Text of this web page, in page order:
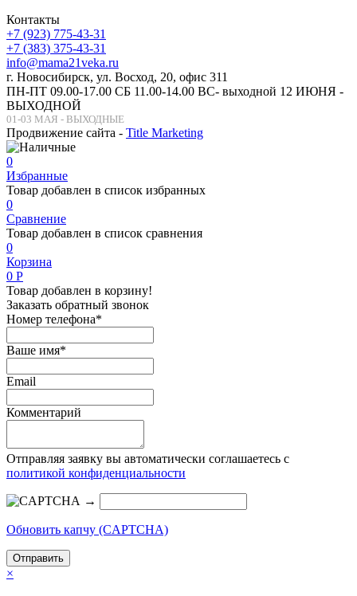
Контакты
+7 (923) 775-43-31
+7 (383) 375-43-31
info@mama21veka.ru
г. Новосибирск, ул. Восход, 20, офис 311
ПН-ПТ 09.00-17.00 СБ 11.00-14.00 ВС- выходной 12 ИЮНЯ -
ВЫХОДНОЙ
01-03 МАЯ - ВЫХОДНЫЕ
Продвижение сайта - Title Marketing
0
Избранные
Товар добавлен в список избранных
0
Сравнение
Товар добавлен в список сравнения
0
Корзина
0 Р
Товар добавлен в корзину!
Заказать обратный звонок
Номер телефона*
Ваше имя*
Email
Комментарий
Отправляя заявку вы автоматически соглашаетесь с
политикой конфиденциальности
→
Обновить капчу (CAPTCHA)
×